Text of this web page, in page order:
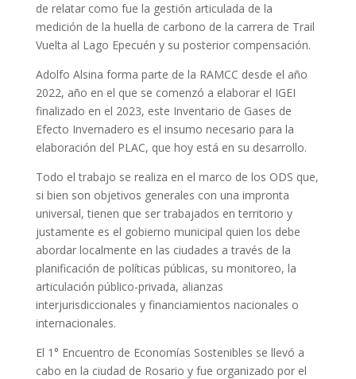
de relatar como fue la gestión articulada de la
medición de la huella de carbono de la carrera de Trail
Vuelta al Lago Epecuén y su posterior compensación.
Adolfo Alsina forma parte de la RAMCC desde el año
2022, año en el que se comenzó a elaborar el IGEI
finalizado en el 2023, este Inventario de Gases de
Efecto Invernadero es el insumo necesario para la
elaboración del PLAC, que hoy está en su desarrollo.
Todo el trabajo se realiza en el marco de los ODS que,
si bien son objetivos generales con una impronta
universal, tienen que ser trabajados en territorio y
justamente es el gobierno municipal quien los debe
abordar localmente en las ciudades a través de la
planificación de políticas públicas, su monitoreo, la
articulación público-privada, alianzas
interjurisdiccionales y financiamientos nacionales o
internacionales.
El 1° Encuentro de Economías Sostenibles se llevó a
cabo en la ciudad de Rosario y fue organizado por el